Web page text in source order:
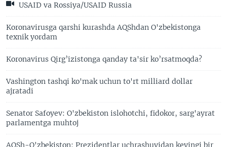
USAID va Rossiya/USAID Russia
Koronavirusga qarshi kurashda AQShdan O'zbekistonga
texnik yordam
Koronavirus Qirg’izistonga qanday ta'sir ko’rsatmoqda?
Vashington tashqi ko'mak uchun to'rt milliard dollar
ajratadi
Senator Safoyev: O'zbekiston islohotchi, fidokor, sarg'ayrat
parlamentga muhtoj
AQSh-O'zbekiston: Prezidentlar uchrashuvidan keyingi bir